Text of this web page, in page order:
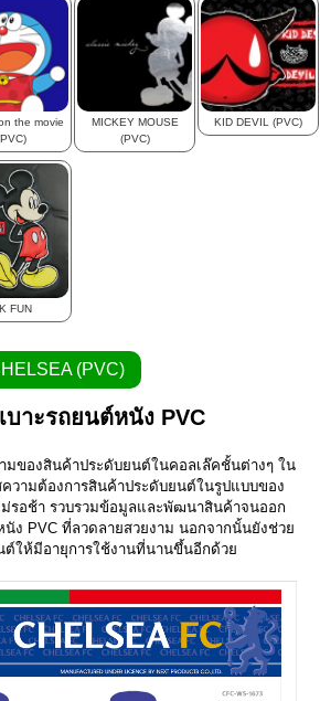
the movie
MICKEY MOUSE
(PVC)
KID DEVIL (PVC)
FUN
(PVC)
บาะรถยนต์หนัง PVC
มของสินค้าประดับยนต์ในคอลเล๊คชั้นต่างๆ ใน
วามต้องการสินค้าประดับยนต์ในรูปแบบของ
รอช้า รวบรวมข้อมูลและพัฒนาสินค้าจนออก
ง PVC ที่ลวดลายสวยงาม นอกจากนั้นยังช่วย
ต์ให้มีอายุการใช้งานที่นานขึ้นอีกด้วย